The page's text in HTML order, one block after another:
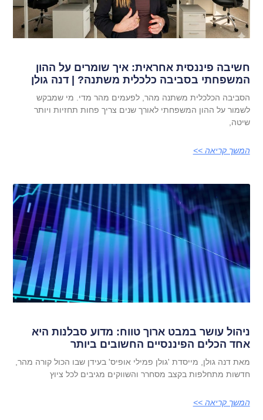
חשיבה פיננסית אחראית: איך שומרים על ההון
המשפחתי בסביבה כלכלית משתנה? | דנה גולן
הסביבה הכלכלית משתנה מהר, לפעמים מהר מדי. מי שמבקש
לשמור על ההון המשפחתי לאורך שנים צריך פחות תחזיות ויותר
שיטה,
המשך קריאה >>
ניהול עושר במבט ארוך טווח: מדוע סבלנות היא
אחד הכלים הפיננסיים החשובים ביותר
מאת דנה גולן, מייסדת 'גולן פמילי אופיס' בעידן שבו הכול קורה מהר,
חדשות מתחלפות בקצב מסחרר והשווקים מגיבים לכל ציוץ
המשך קריאה >>